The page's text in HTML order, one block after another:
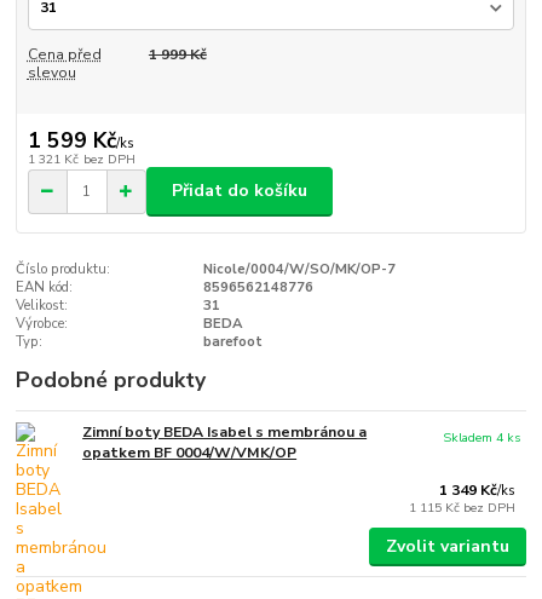
Cena před
slevou
1 999 Kč
1 599 Kč/ks
1 321 Kč bez DPH
Přidat do košíku
Číslo produktu:
Nicole/0004/W/SO/MK/OP-7
EAN kód:
8596562148776
Velikost:
31
Výrobce:
BEDA
Typ:
barefoot
Podobné produkty
Zimní boty BEDA Isabel s membránou a
opatkem BF 0004/W/VMK/OP
1 349 Kč/ks
1 115 Kč bez DPH
Skladem 4 ks
Zvolit variantu